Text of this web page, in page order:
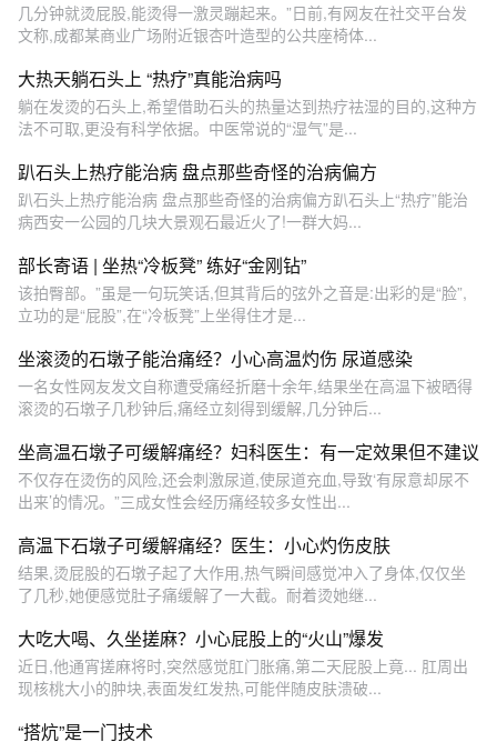
几分钟就烫屁股,能烫得一激灵蹦起来。”日前,有网友在社交平台发
文称,成都某商业广场附近银杏叶造型的公共座椅体...
大热天躺石头上 “热疗”真能治病吗
躺在发烫的石头上,希望借助石头的热量达到热疗祛湿的目的,这种方
法不可取,更没有科学依据。中医常说的“湿气”是...
趴石头上热疗能治病 盘点那些奇怪的治病偏方
趴石头上热疗能治病 盘点那些奇怪的治病偏方趴石头上“热疗”能治
病西安一公园的几块大景观石最近火了!一群大妈...
部长寄语 | 坐热“冷板凳” 练好“金刚钻”
该拍臀部。”虽是一句玩笑话,但其背后的弦外之音是:出彩的是“脸”,
立功的是“屁股”,在“冷板凳”上坐得住才是...
坐滚烫的石墩子能治痛经？小心高温灼伤 尿道感染
一名女性网友发文自称遭受痛经折磨十余年,结果坐在高温下被晒得
滚烫的石墩子几秒钟后,痛经立刻得到缓解,几分钟后...
坐高温石墩子可缓解痛经？妇科医生：有一定效果但不建议
不仅存在烫伤的风险,还会刺激尿道,使尿道充血,导致‘有尿意却尿不
出来’的情况。”三成女性会经历痛经较多女性出...
高温下石墩子可缓解痛经？医生：小心灼伤皮肤
结果,烫屁股的石墩子起了大作用,热气瞬间感觉冲入了身体,仅仅坐
了几秒,她便感觉肚子痛缓解了一大截。耐着烫她继...
大吃大喝、久坐搓麻？小心屁股上的“火山”爆发
近日,他通宵搓麻将时,突然感觉肛门胀痛,第二天屁股上竟... 肛周出
现核桃大小的肿块,表面发红发热,可能伴随皮肤溃破...
“搭炕”是一门技术